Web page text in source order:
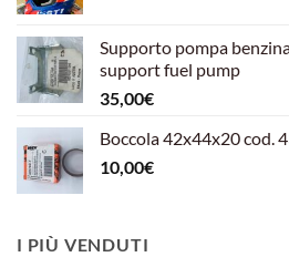
era:
599,00€.
è:
Supporto pompa
support fuel pump
35,00€
Boccola 42x44x20 cod.
10,00€
I PIÙ VENDUTI